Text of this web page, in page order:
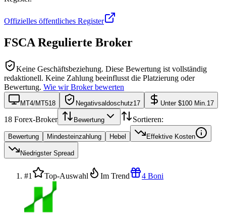
Offizielles öffentliches Register
FSCA Regulierte Broker
Keine Geschäftsbeziehung. Diese Bewertung ist vollständig
redaktionell. Keine Zahlung beeinflusst die Platzierung oder
Bewertung. Wie wir Broker bewerten
MT4/MT518 Negativsaldoschutz17 Unter $100 Min. 17
18 Forex-Broker Bewertung Sortieren:
Bewertung Mindesteinzahlung Hebel Effektive Kosten
Niedrigster Spread
#1 Top-Auswahl Im Trend 4 Boni